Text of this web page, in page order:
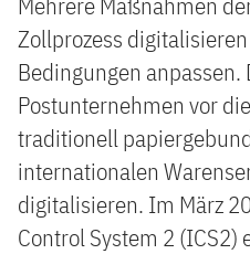
Zollprozess
Bedingungen
Postunternehmen vor
traditionell
internationalen
digitalisieren. Im März
Control System 2